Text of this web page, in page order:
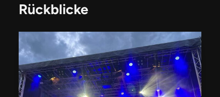
Rückblicke